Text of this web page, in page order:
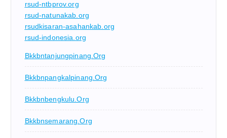
rsud-ntbprov.org
rsud-natunakab.org
rsudkisaran-asahankab.org
rsud-indonesia.org
Bkkbntanjungpinang.org
Bkkbnpangkalpinang.org
Bkkbnbengkulu.org
Bkkbnsemarang.org